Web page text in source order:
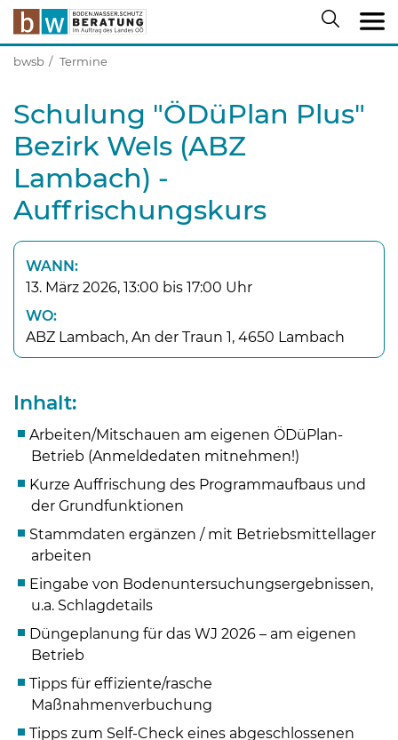
bwsb Termine
Schulung "ÖDüPlan Plus"
Bezirk Wels (ABZ
Lambach) -
Auffrischungskurs
WANN:
13. März 2026, 13:00 bis 17:00 Uhr
WO:
ABZ Lambach, An der Traun 1, 4650 Lambach
Inhalt:
Arbeiten/Mitschauen am eigenen ÖDüPlan-
Betrieb (Anmeldedaten mitnehmen!)
Kurze Auffrischung des Programmaufbaus und
der Grundfunktionen
Stammdaten ergänzen / mit Betriebsmittellager
arbeiten
Eingabe von Bodenuntersuchungsergebnissen,
u.a. Schlagdetails
Düngeplanung für das WJ 2026 – am eigenen
Betrieb
Tipps für effiziente/rasche
Maßnahmenverbuchung
Tipps zum Self-Check eines abgeschlossenen